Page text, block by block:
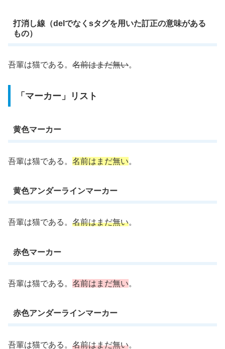
打消し線（delでなくsタグを用いた訂正の意味がある
もの）
吾輩は猫である。 名前はまだ無い。
「マーカー」リスト
黄色マーカー
吾輩は猫である。 名前はまだ無い。
黄色アンダーラインマーカー
吾輩は猫である。 名前はまだ無い。
赤色マーカー
吾輩は猫である。 名前はまだ無い。
赤色アンダーラインマーカー
吾輩は猫である。 名前はまだ無い。